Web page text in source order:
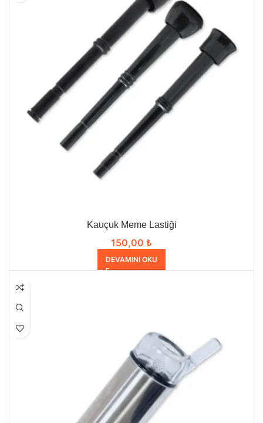
Kauçuk Meme Lastiği
150,00 ₺
DEVAMINI OKU